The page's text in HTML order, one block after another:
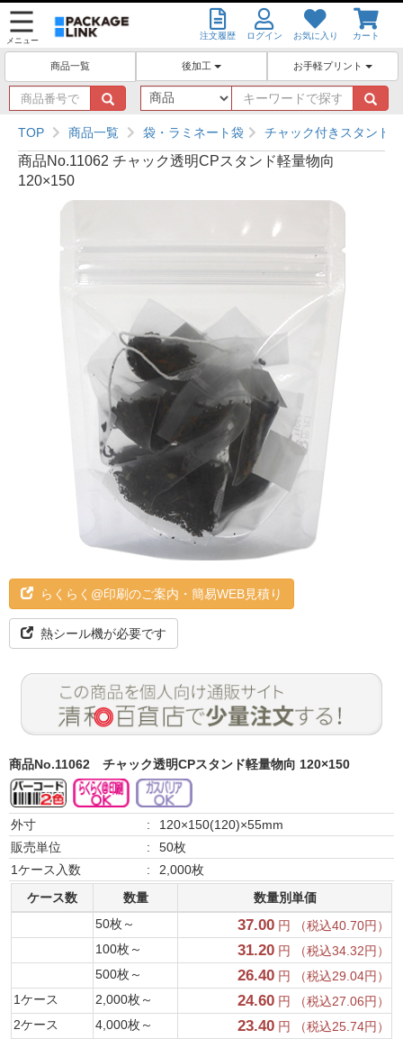
メニュー 注文履歴 ログイン お気に入り カート
商品一覧 後加工 お手軽プリント
商
品
番
号
で
探
キ
ー
ワ
ー
ド
探
TOP 商品一覧 袋・ラミネート袋 チャック付きスタンド
商品No.11062 チャック透明CPスタンド軽量物向
120×150
らくらく@印刷のご案内・簡易WEB見積り
熱シール機が必要です
商品No.11062 チャック透明CPスタンド軽量物向 120×150
外寸 :
120×150(120)×55mm
販売単位
:
50枚
1ケース入数
:
2,000枚
ケース数
数量
数量別単価
50枚～
37.00 円 （税込40.70円）
100枚～
31.20 円 （税込34.32円）
500枚～
26.40 円 （税込29.04円）
1ケース
2,000枚～ 24.60 円 （税込27.06円）
2ケース
4,000枚～ 23.40 円 （税込25.74円）